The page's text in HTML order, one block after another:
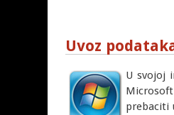
Uvoz
U svojoj
prebaciti